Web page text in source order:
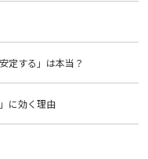
定する」は本当？
に効く理由